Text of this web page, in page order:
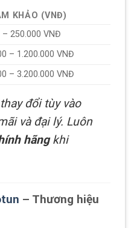
KHẢO (VNĐ)
– 250.000 VNĐ
– 1.200.000 VNĐ
– 3.200.000 VNĐ
đổi tùy vào
và đại lý. Luôn
hãngkhi
– Thương hiệu